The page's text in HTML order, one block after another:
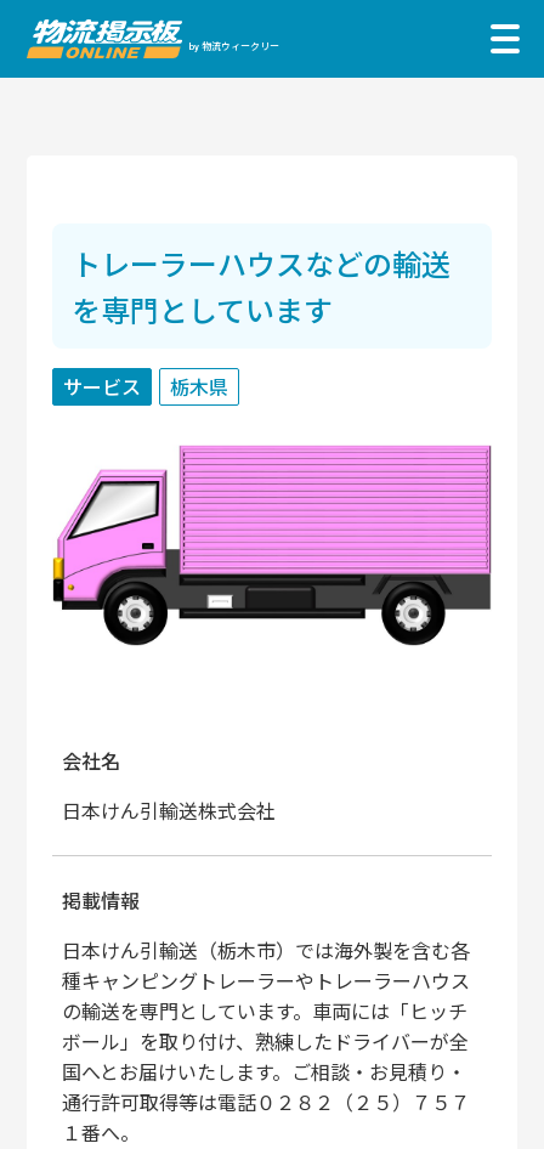
by 物流ウィークリー
トレーラーハウスなどの輸送
を専門としています
サービス 栃木県
会社名
日本けん引輸送株式会社
掲載情報
日本けん引輸送（栃木市）では海外製を含む各
種キャンピングトレーラーやトレーラーハウス
の輸送を専門としています。車両には「ヒッチ
ボール」を取り付け、熟練したドライバーが全
国へとお届けいたします。ご相談・お見積り・
通行許可取得等は電話０２８２（２５）７５７
１番へ。